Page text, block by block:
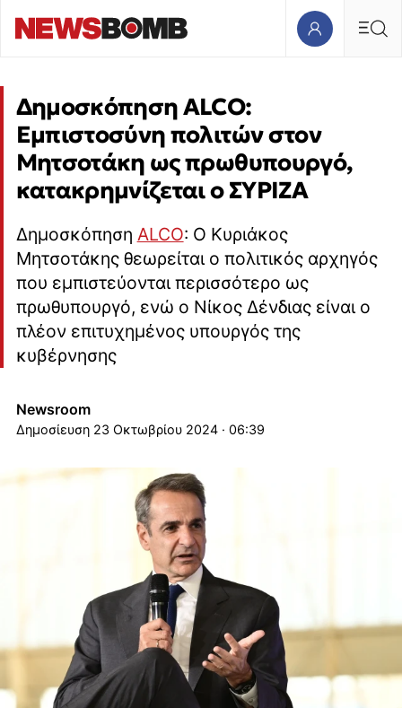
Δημοσκόπηση ALCO:
Εμπιστοσύνη πολιτών στον
Μητσοτάκη ως πρωθυπουργό,
κατακρημνίζεται ο ΣΥΡΙΖΑ
Δημοσκόπηση ALCO: O Κυριάκος
Μητσοτάκης θεωρείται ο πολιτικός αρχηγός
που εμπιστεύονται περισσότερο ως
πρωθυπουργό, ενώ ο Νίκος Δένδιας είναι ο
πλέον επιτυχημένος υπουργός της
κυβέρνησης
Newsroom
23 Οκτωβρίου 2024 · 06:39